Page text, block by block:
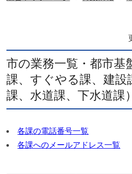
市の業務一覧・都市基
課、すぐやる課、建設
課、水道課、下水道課）
各課の電話番号一覧
各課へのメールアドレス一覧